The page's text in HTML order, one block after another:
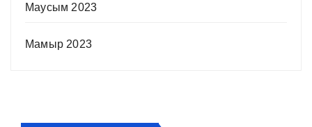
Маусым 2023
Мамыр 2023